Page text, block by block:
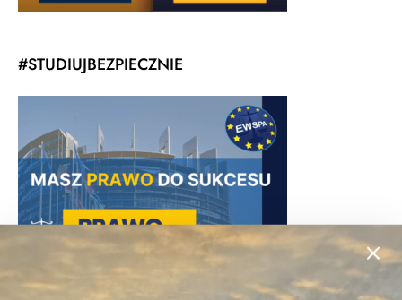
#STUDIUJBEZPIECZNIE